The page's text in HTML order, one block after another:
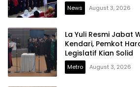
News August 3, 2026
La Yuli Resmi Jabat
Kendari, Pemkot
Legislatif Kian Solid
Metro August 3, 2026